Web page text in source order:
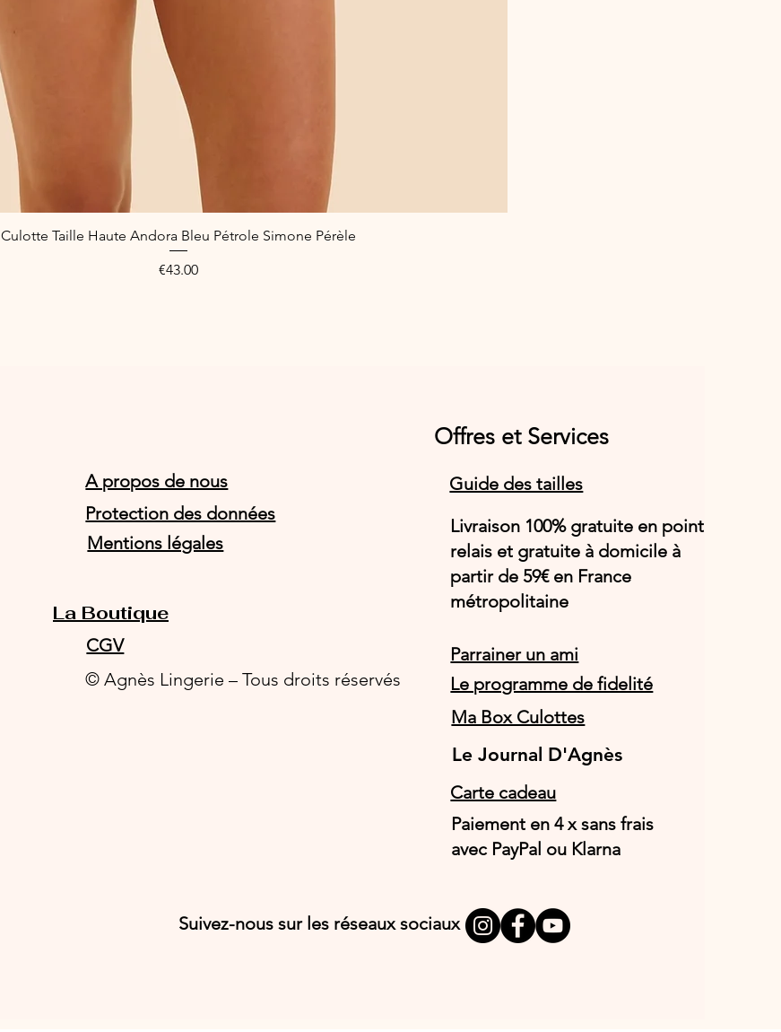
Quick View
Culotte Taille Haute Andora Bleu Pétrole Simone Pérèle
Price
€43.00
Offres et Services
A propos de nous
Protection des données
Mentions légales
Guide des tailles
Livraison 100% gratuite en point
relais et gratuite à domicile à
partir de 59€ en France
métropolitaine
CGV
Parrainer un ami
Le programme de fidelité
© Agnès Lingerie – Tous droits réservés
Ma Box Culottes
Le Journal D'Agnès
Le Journal D'Agnès
Carte cadeau
Paiement en 4 x sans frais
avec PayPal ou Klarna
Suivez-nous sur les réseaux sociaux
La Boutique